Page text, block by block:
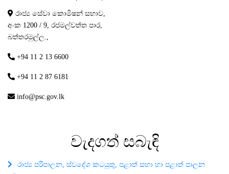
රාජ්‍ය සේවා කොමිෂන් සභාව,
අංක 1200 / 9, රජමල්වත්ත පාර,
බත්තරමුල්ල.,
+94 11 2 13 6600
+94 11 2 87 6181
info@psc.gov.lk
වැදගත් සබැඳි
රාජ්‍ය පරිපාලන, ස්වදේශ කටයුතු, පළාත් සභා හා පළාත් පාලන